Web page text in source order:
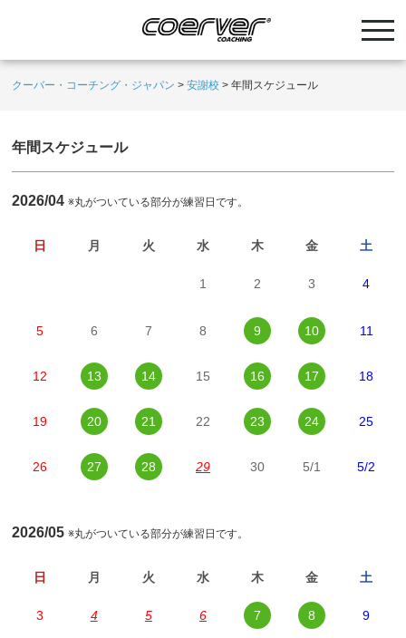
クーバー・コーチング・ジャパン >安謝校 >年間スケジュール
年間スケジュール
2026/04※丸がついている部分が練習日です。
日 月 火 水 木 金 土
1 2 3 4
5 6 7 8 9 10 11
12 13 14 15 16 17 18
19 20 21 22 23 24 25
26 27 28 29 30 5/1 5/2
2026/05※丸がついている部分が練習日です。
日 月 火 水 木 金 土
3 4 5 6 7 8 9